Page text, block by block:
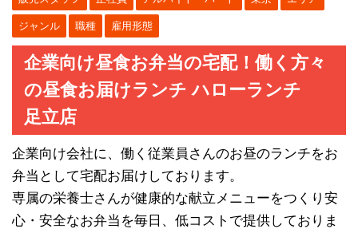
ジャンル 職種 雇用形態
企業向け昼食お弁当の宅配！働く方々
の昼食お届けランチ ハローランチ
足立店
企業向け会社に、働く従業員さんのお昼のランチをお
弁当として宅配お届けしております。
専属の栄養士さんが健康的な献立メニューをつくり安
心・安全なお弁当を毎日、低コストで提供しておりま